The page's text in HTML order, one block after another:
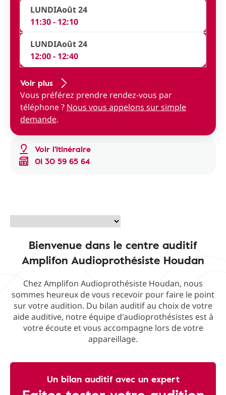
Voir l'itinéraire
01 30 59 65 64
LUNDIAoût 24
11:30 - 12:10
LUNDIAoût 24
12:00 - 12:40
Voir plus
Vous préférez prendre rendez-vous par
téléphone ? Nous vous appelons sur simple
demande.
Bienvenue dans le centre auditif
Amplifon Audioprothésiste Houdan
Chez Amplifon Audioprothésiste Houdan, nous
sommes heureux de vous recevoir pour faire le point
sur votre audition. Du bilan auditif au choix de votre
aide auditive, notre équipe d'audioprothésistes est à
votre écoute et vous accompagne lors de votre
appareillage.
Un bilan auditif avec un expert